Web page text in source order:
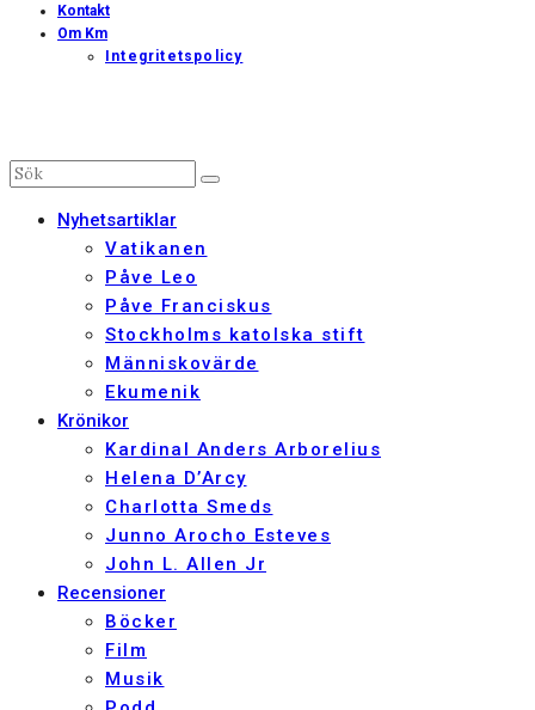
Kontakt
Om Km
Integritetspolicy
Nyhetsartiklar
Vatikanen
Påve Leo
Påve Franciskus
Stockholms katolska stift
Människovärde
Ekumenik
Krönikor
Kardinal Anders Arborelius
Helena D’Arcy
Charlotta Smeds
Junno Arocho Esteves
John L. Allen Jr
Recensioner
Böcker
Film
Musik